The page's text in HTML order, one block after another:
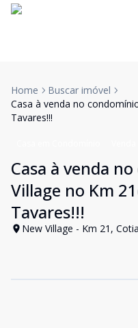
Home
Buscar imóvel
Casa à venda no
Tavares!!!
Casa à venda
Village no Km
Tavares!!!
New Village - Km 21,